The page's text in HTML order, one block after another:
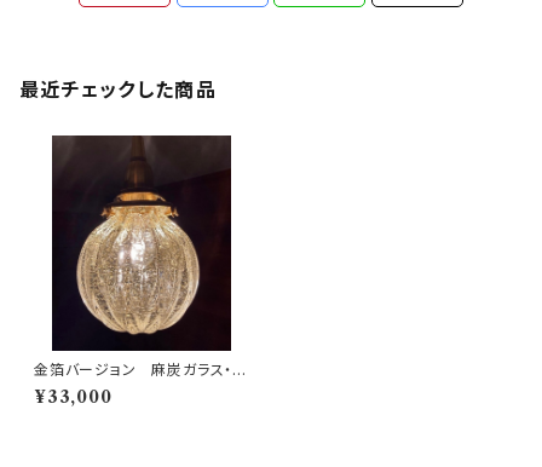
最近チェックした商品
金箔バージョン 麻炭ガラス・ラ
ンプシェード／(小)透明クリア
球体 E17ソケット
¥33,000